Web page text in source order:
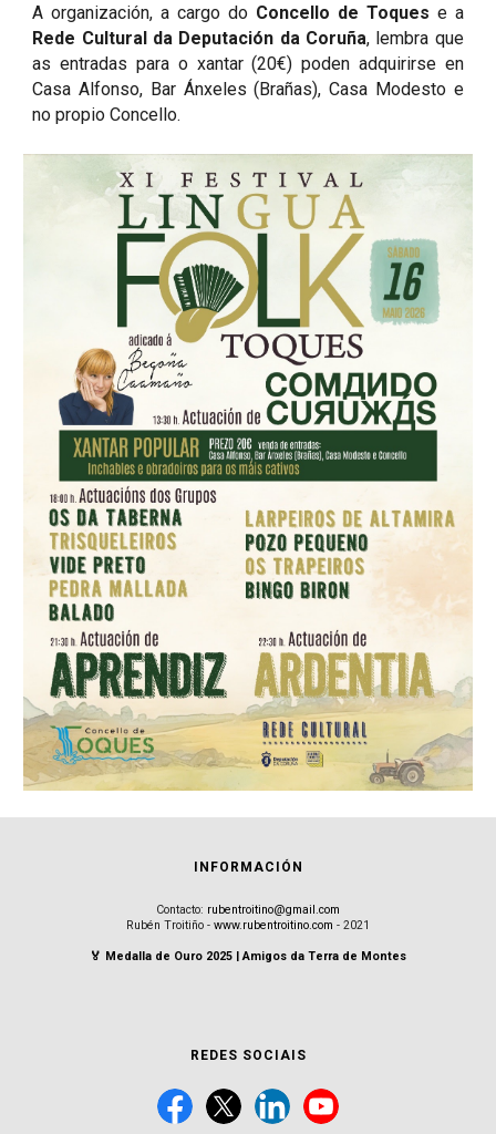
A organización, a cargo do Concello de Toques e a
Rede Cultural da Deputación da Coruña, lembra que
as entradas para o xantar (20€) poden adquirirse en
Casa Alfonso, Bar Ánxeles (Brañas), Casa Modesto e
no propio Concello.
INFORMACIÓN
Contacto: rubentroitino@gmail.com
Rubén Troitiño - www.rubentroitino.com - 2021
🏅 Medalla de Ouro 2025 | Amigos da Terra de Montes
REDES SOCIAIS